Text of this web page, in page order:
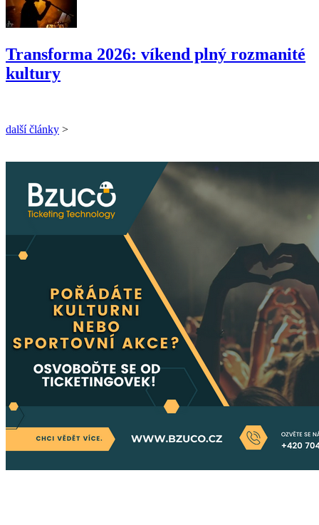
Transforma 2026: víkend plný rozmanité
kultury
další články >